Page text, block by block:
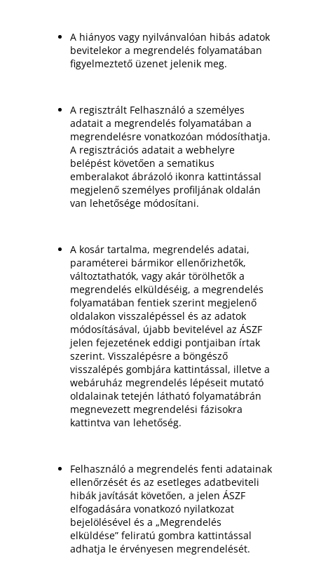
A hiányos vagy nyilvánvalóan hibás adatok
bevitelekor a megrendelés folyamatában
figyelmeztető üzenet jelenik meg.
A regisztrált Felhasználó a személyes
adatait a megrendelés folyamatában a
megrendelésre vonatkozóan módosíthatja.
A regisztrációs adatait a webhelyre
belépést követően a sematikus
emberalakot ábrázoló ikonra kattintással
megjelenő személyes profiljának oldalán
van lehetősége módosítani.
A kosár tartalma, megrendelés adatai,
paraméterei bármikor ellenőrizhetők,
változtathatók, vagy akár törölhetők a
megrendelés elküldéséig, a megrendelés
folyamatában fentiek szerint megjelenő
oldalakon visszalépéssel és az adatok
módosításával, újabb bevitelével az ÁSZF
jelen fejezetének eddigi pontjaiban írtak
szerint. Visszalépésre a böngésző
visszalépés gombjára kattintással, illetve a
webáruház megrendelés lépéseit mutató
oldalainak tetején látható folyamatábrán
megnevezett megrendelési fázisokra
kattintva van lehetőség.
Felhasználó a megrendelés fenti adatainak
ellenőrzését és az esetleges adatbeviteli
hibák javítását követően, a jelen ÁSZF
elfogadására vonatkozó nyilatkozat
bejelölésével és a „Megrendelés
elküldése” feliratú gombra kattintással
adhatja le érvényesen megrendelését.